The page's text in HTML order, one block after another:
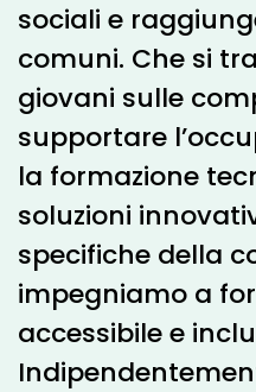
sociali e
comuni. Che si
giovani sulle
supportare
la formazione
soluzioni
specifiche della
impegniamo a
accessibile e